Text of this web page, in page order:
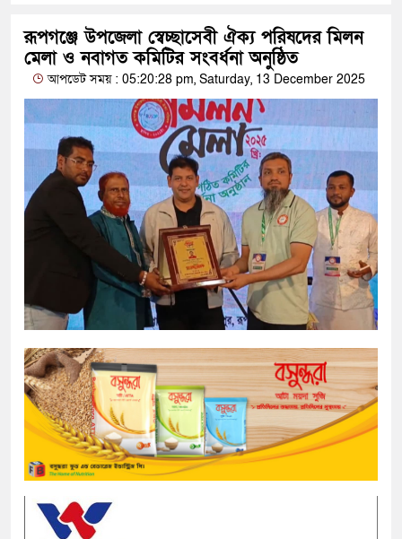
রূপগঞ্জে উপজেলা স্বেচ্ছাসেবী ঐক্য পরিষদের মিলন
মেলা ও নবাগত কমিটির সংবর্ধনা অনুষ্ঠিত
আপডেট সময় : 05:20:28 pm, Saturday, 13 December 2025